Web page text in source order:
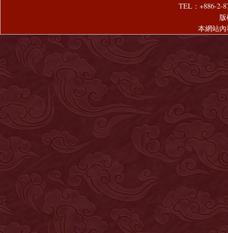
TEL：+886-2-
本網站